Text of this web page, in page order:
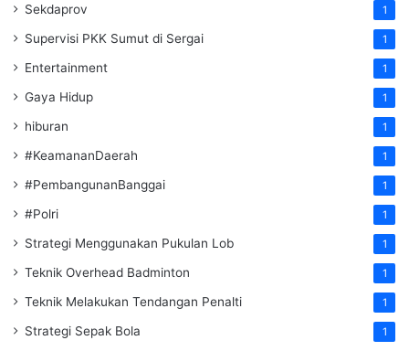
Sekdaprov 1
Supervisi PKK Sumut di Sergai 1
Entertainment 1
Gaya Hidup 1
hiburan 1
#KeamananDaerah 1
#PembangunanBanggai 1
#Polri 1
Strategi Menggunakan Pukulan Lob 1
Teknik Overhead Badminton 1
Teknik Melakukan Tendangan Penalti 1
Strategi Sepak Bola 1